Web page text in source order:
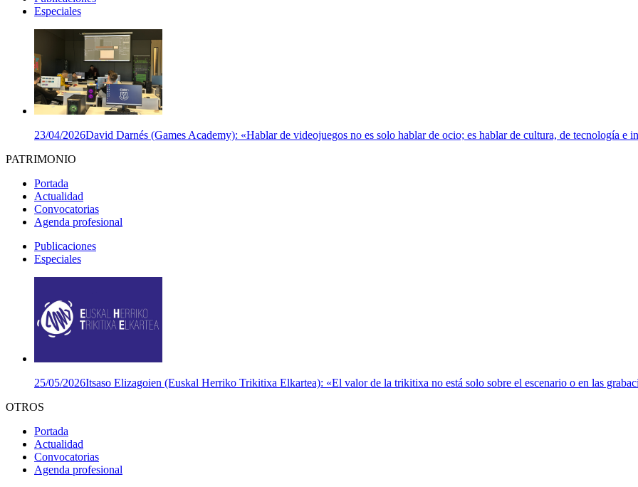
Especiales
23/04/2026David Darnés (Games Academy): «Hablar de videojuegos no es solo hablar de ocio; es hablar de cultura, de tecnología
PATRIMONIO
Portada
Actualidad
Convocatorias
Agenda profesional
Publicaciones
Especiales
25/05/2026Itsaso Elizagoien (Euskal Herriko Trikitixa Elkartea): «El valor de la trikitixa no está solo sobre el escenario o en las
OTROS
Portada
Actualidad
Convocatorias
Agenda profesional